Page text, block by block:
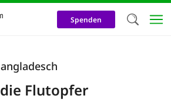
Spenden
Flutopfer